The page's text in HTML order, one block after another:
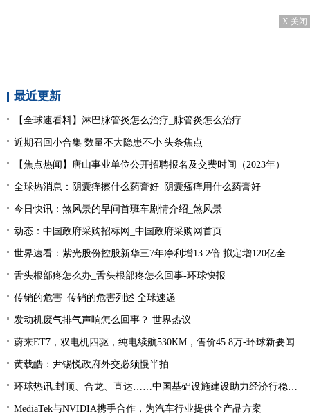
X 关闭
最近更新
【全球速看料】淋巴脉管炎怎么治疗_脉管炎怎么治疗
近期召回小合集 数量不大隐患不小|头条焦点
【焦点热闻】唐山事业单位公开招聘报名及交费时间（2023年）
全球热消息：阴囊痒擦什么药膏好_阴囊瘙痒用什么药膏好
今日快讯：煞风景的早间首班车剧情介绍_煞风景
动态：中国政府采购招标网_中国政府采购网首页
世界速看：紫光股份控股新华三7年净利增13.2倍 拟定增120亿全控标的整体估值达503亿
舌头根部疼怎么办_舌头根部疼怎么回事-环球快报
传销的危害_传销的危害列述|全球速递
发动机废气排气声响怎么回事？ 世界热议
蔚来ET7，双电机四驱，纯电续航530KM，售价45.8万-环球新要闻
黄载皓：尹锡悦政府外交必须慢半拍
环球热讯:封顶、合龙、直达……中国基础设施建设助力经济行稳致远
MediaTek与NVIDIA携手合作，为汽车行业提供全产品方案